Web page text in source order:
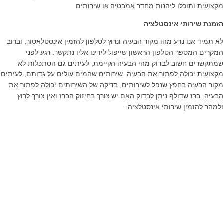
מקצועית ותוכלו ליהנות מחדר אמבטיה או שירותים
הזמנת שירותי אינסטלציה
לא תמיד אנו נדע מהו מקור הבעיה ונרוץ לטלפון להזמין אינסטלאטור, וברוב
המקרים המספר הטלפון הראשון שייפול לידינו אליו נתקשר. רגע לפני
שמתקשרים חשוב לבדוק מהי הבעיה הקיימת, לעיתים גם הסתכלות לא
מקצועית יכולה לפתור את הבעיה. שירותים שהמים עולים על גדותם, לעיתים
מקור הבעיה בחפץ שנפל לשירותים, בדיקה של השירותים יכולה לפתור את
הבעיה. ברז שדולף ניתן לבדוק האם יש צורך בחיזוק הברז ואין צורך לרוץ
ולמהר להזמין שירותי אינסטלציה.